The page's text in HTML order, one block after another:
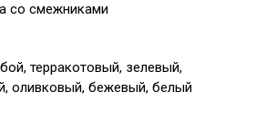
со смежниками
терракотовый, зелевый,
оливковый, бежевый, белый